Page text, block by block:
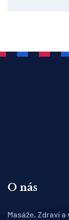
O nás
Masáže, Zdraví